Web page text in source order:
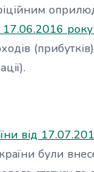
17.06.2016
(прибутків)
від
були